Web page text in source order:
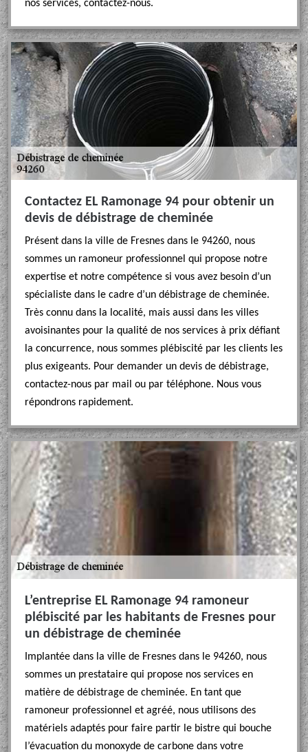
nos services, contactez-nous.
Contactez EL Ramonage 94 pour obtenir un
devis de débistrage de cheminée
Présent dans la ville de Fresnes dans le 94260, nous
sommes un ramoneur professionnel qui propose notre
expertise et notre compétence si vous avez besoin d’un
spécialiste dans le cadre d’un débistrage de cheminée.
Très connu dans la localité, mais aussi dans les villes
avoisinantes pour la qualité de nos services à prix défiant
la concurrence, nous sommes plébiscité par les clients les
plus exigeants. Pour demander un devis de débistrage,
contactez-nous par mail ou par téléphone. Nous vous
répondrons rapidement.
L’entreprise EL Ramonage 94 ramoneur
plébiscité par les habitants de Fresnes pour
un débistrage de cheminée
Implantée dans la ville de Fresnes dans le 94260, nous
sommes un prestataire qui propose nos services en
matière de débistrage de cheminée. En tant que
ramoneur professionnel et agréé, nous utilisons des
matériels adaptés pour faire partir le bistre qui bouche
l’évacuation du monoxyde de carbone dans votre